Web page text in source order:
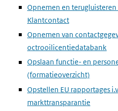
Opnemen en
Klantcontact
Opnemen van
octrooilicentiedatabank
Opslaan functie- en
(formatieoverzicht)
Opstellen EU rapportages
markttransparantie